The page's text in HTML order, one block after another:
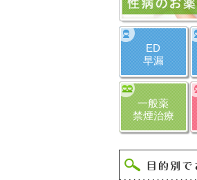
ED
早漏
一般薬
禁煙治療